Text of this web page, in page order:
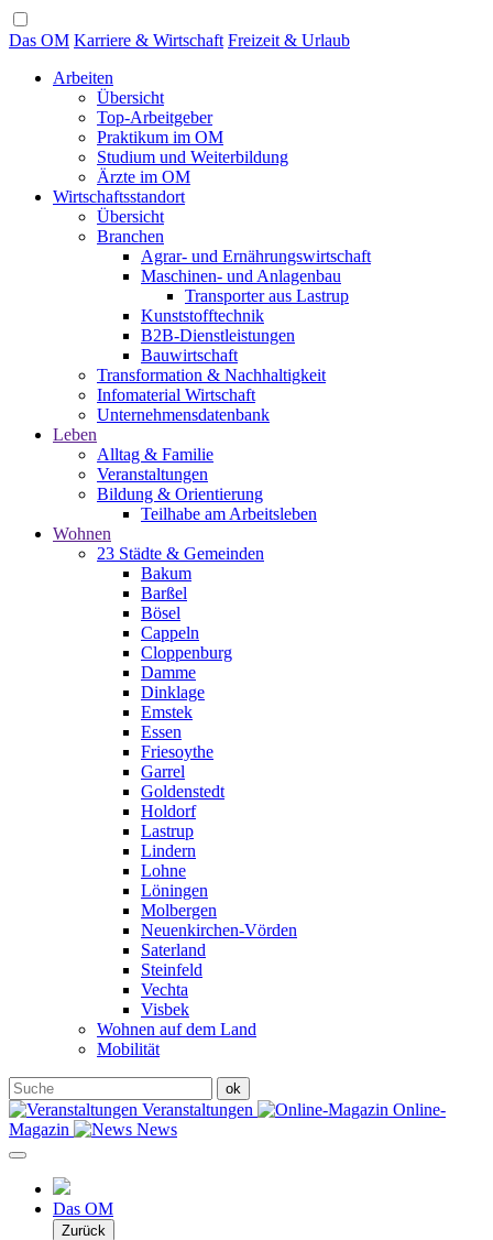
Das OM Karriere & Wirtschaft Freizeit & Urlaub
Arbeiten
Übersicht
Top-Arbeitgeber
Praktikum im OM
Studium und Weiterbildung
Ärzte im OM
Wirtschaftsstandort
Übersicht
Branchen
Agrar- und Ernährungswirtschaft
Maschinen- und Anlagenbau
Transporter aus Lastrup
Kunststofftechnik
B2B-Dienstleistungen
Bauwirtschaft
Transformation & Nachhaltigkeit
Infomaterial Wirtschaft
Unternehmensdatenbank
Leben
Alltag & Familie
Veranstaltungen
Bildung & Orientierung
Teilhabe am Arbeitsleben
Wohnen
23 Städte & Gemeinden
Bakum
Barßel
Bösel
Cappeln
Cloppenburg
Damme
Dinklage
Emstek
Essen
Friesoythe
Garrel
Goldenstedt
Holdorf
Lastrup
Lindern
Lohne
Löningen
Molbergen
Neuenkirchen-Vörden
Saterland
Steinfeld
Vechta
Visbek
Wohnen auf dem Land
Mobilität
Veranstaltungen
Online-
Magazin
News
Das OM
Zurück